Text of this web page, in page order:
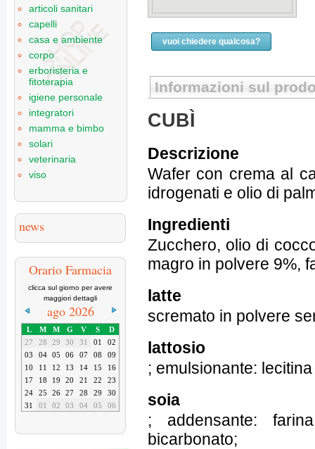
articoli sanitari
capelli
casa e ambiente
corpo
erboristeria e
fitoterapia
igiene personale
integratori
mamma e bimbo
solari
veterinaria
viso
news
Orario Farmacia
clicca sul giorno per avere
maggiori dettagli
ago 2026
L M M G V S
D
27
28 29 30 31 01
02
03
04 05 06 07 08
09
10
11 12 13 14 15
16
17
18 19 20 21 22
23
24
25 26 27 28 29
30
31
01 02 03 04 05 06
vuoi chiedere qualcosa?
Informazioni sul
CUBÌ
Descrizione
Wafer con crema al
idrogenati e olio di
Ingredienti
Zucchero, olio di
magro in polvere 9%,
latte
scremato in polvere
lattosio
; emulsionante:
soia
; addensante:
bicarbonato;